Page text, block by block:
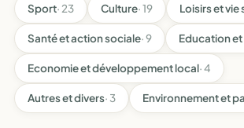
Sport· 23 Culture· 19 Loisirs et vie
Santé et action sociale· 9 Education
Economie et développement local· 4
Autres et divers· 3 Environnement et